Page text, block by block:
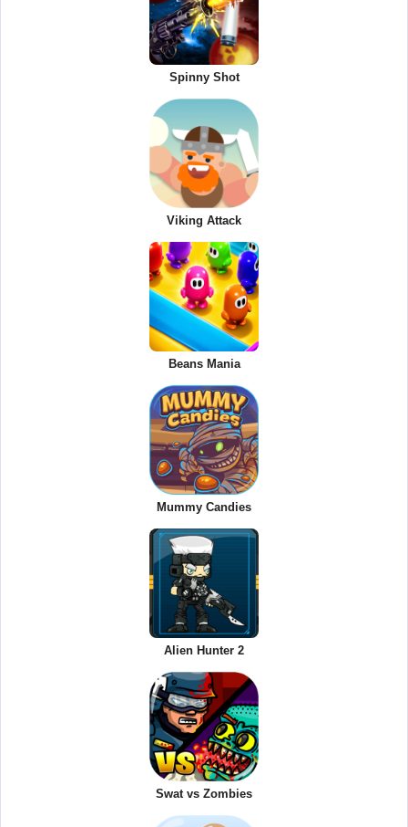
Spinny Shot
Viking Attack
Beans Mania
Mummy Candies
Alien Hunter 2
Swat vs Zombies